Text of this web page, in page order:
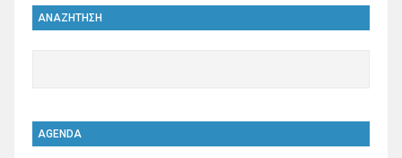
ΑΝΑΖΗΤΗΣΗ
AGENDA